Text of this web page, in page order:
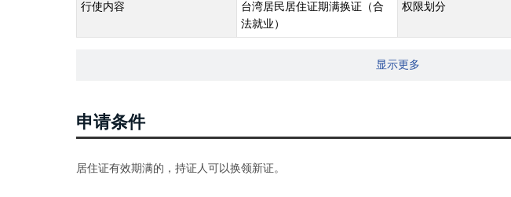
行使内容
台湾居民居住证期满换证（合
法就业）
权限划分
显示更多
申请条件
居住证有效期满的，持证人可以换领新证。